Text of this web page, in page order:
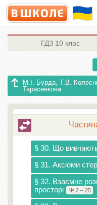
ГДЗ 10 клас
М.І. Бурда, Т.В.
Тарасенкова
§ 30. Що
§ 31. Аксіоми
§ 32. Взаємне
просторі
№ 2 – 25